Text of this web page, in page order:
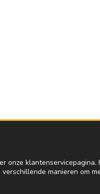
onze klantenservicepagina.
manieren om